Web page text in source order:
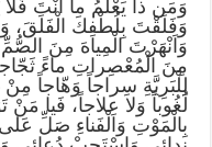
وَمَن ذا يَعْلَمُ ما اَنْتَ
وَفَلَقْتَ بِلُطْفِكَ الْفَلَقَ،
وَاَنْهَرْتَ الْمِياهَ مِنَ الصُّمِّ
مِنَ الْمُعْصِراتِ ماءً
لِلْبَرِيَّةِ سِراجاً وَهّاجاً
لُغُوباً وَلا عِلاجاً، فَيا مَنْ
بِالْمَوْتِ وَالْفَناءِ صَلِّ عَلى